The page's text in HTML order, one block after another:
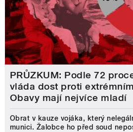
PRŮZKUM: Podle 72
vláda dost proti
Obavy mají nejvíce mladí
Obrat v kauze vojáka, který
munici. Žalobce ho před soud